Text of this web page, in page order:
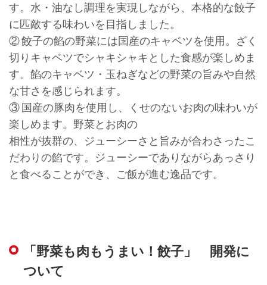
す。水・油なし調理を実現しながら、本格的な餃子
に匹敵する味わいを目指しました。
② 餃子の餡の野菜には国産のキャベツを使用。ざく
切りキャベツでシャキシャキとした食感が楽しめま
す。餡のキャベツ・玉ねぎなどの野菜の旨みや自然
な甘さを感じられます。
③ 国産の豚肉を使用し、くせのないお肉の味わいが
楽しめます。野菜とお肉の
相性が抜群の、ジューシーさと旨みが合わさったこ
だわりの餡です。ジューシーでありながらあっさり
と食べることができ、ご飯が進む逸品です。
「野菜も肉もうまい！餃子」 開発に
ついて